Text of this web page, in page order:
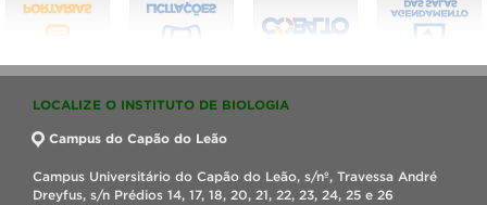
LOCALIZE O INSTITUTO DE BIOLOGIA
Campus do Capão do Leão
Campus Universitário do Capão do Leão, s/nº, Travessa André
Dreyfus, s/n Prédios 14, 17, 18, 20, 21, 22, 23, 24, 25 e 26